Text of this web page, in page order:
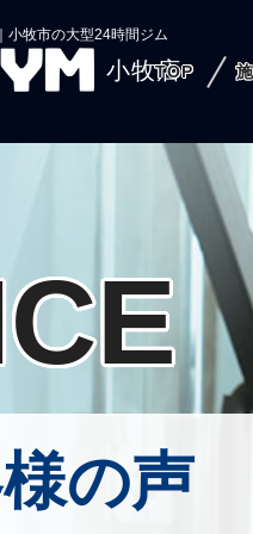
小牧市の大型24時間ジム
小牧店
TOP
の声